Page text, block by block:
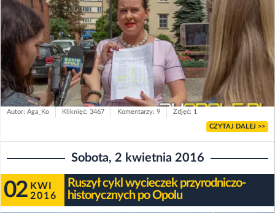
Autor: Aga_Ko Kliknięć: 3467 Komentarzy: 9 Zdjęć: 1
CZYTAJ DALEJ >>
Sobota, 2 kwietnia 2016
02 KWI
2016
Ruszył cykl wycieczek przyrodniczo-
historycznych po Opolu